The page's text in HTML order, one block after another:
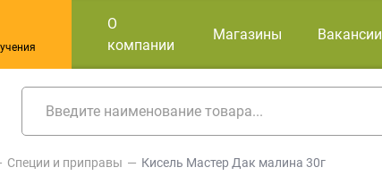
О
компании
Магазины Вакансии
Специи и приправы Кисель Мастер Дак малина 30г